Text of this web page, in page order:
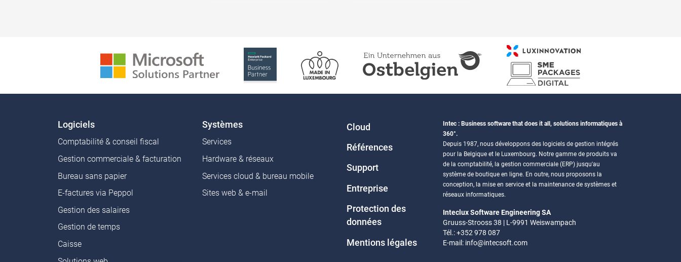
Logiciels
Comptabilité & conseil fiscal
Gestion commerciale & facturation
Bureau sans papier
E-factures via Peppol
Gestion des salaires
Gestion de temps
Caisse
Systèmes
Services
Hardware & réseaux
Services cloud & bureau mobile
Sites web & e-mail
Cloud
Références
Support
Entreprise
Protection des
données
Mentions légales
Intec : Business software that does it all, solutions informatiques à
360°.
Depuis 1987, nous développons des logiciels de gestion intégrés
pour la Belgique et le Luxembourg. Notre gamme de produits va
de la comptabilité, la gestion commerciale (ERP) jusqu'au
système de boutique en ligne. En outre, nous proposons la
conception, la mise en service et la maintenance de systèmes et
réseaux informatiques.
Inteclux Software Engineering SA
Gruuss-Strooss 38 | L-9991 Weiswampach
Tél.: +352 978 087
E-mail: info@intecsoft.com